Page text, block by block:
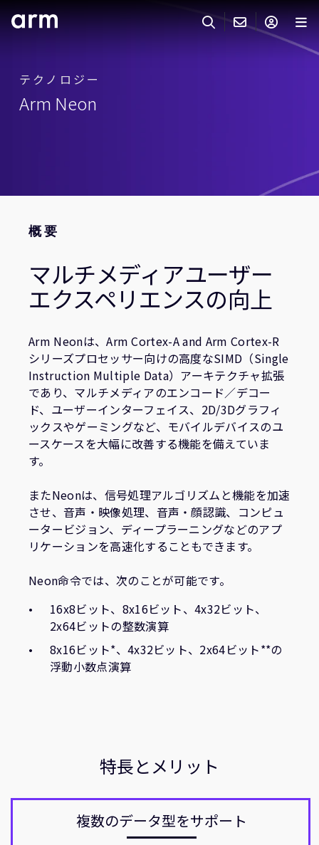
Skip to Main Content
Skip to Footer
ARMのお問い合わせ
サポート
企業様向けFlexible Access
IPライセンスのお問い合わせ
Arm Integrity Helpline
教育関連
人材採用
研究連携
ウェブサイト
IR関連
セキュリティ脆弱性の報告
110 Fulbourn Road
Cambridge, UK
CB1 9NJ
Tel: + 44(1223) 400 400 [main reception]
Fax: + 44(1223) 400 410
全てのオフィスを見る
Armアカウント
製品
開発
サポート&トレーニング
テクノロジー
Arm Neon
概要
マルチメディアユーザー
エクスペリエンスの向上
Arm Neonは、Arm Cortex-A and Arm Cortex-R
シリーズプロセッサー向けの高度なSIMD（Single
Instruction Multiple Data）アーキテクチャ拡張
であり、マルチメディアのエンコード／デコー
ド、ユーザーインターフェイス、2D/3Dグラフィ
ックスやゲーミングなど、モバイルデバイスのユ
ースケースを大幅に改善する機能を備えていま
す。
またNeonは、信号処理アルゴリズムと機能を加速
させ、音声・映像処理、音声・顔認識、コンピュ
ータービジョン、ディープラーニングなどのアプ
リケーションを高速化することもできます。
Neon命令では、次のことが可能です。
16x8ビット、8x16ビット、4x32ビット、
2x64ビットの整数演算
8x16ビット*、4x32ビット、2x64ビット**の
浮動小数点演算
特長とメリット
複数のデータ型をサポート